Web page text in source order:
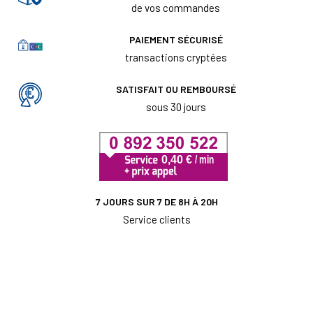
de vos commandes
PAIEMENT SÉCURISÉ
transactions cryptées
SATISFAIT OU REMBOURSÉ
sous 30 jours
7 JOURS SUR 7 DE 8H À 20H
Service clients